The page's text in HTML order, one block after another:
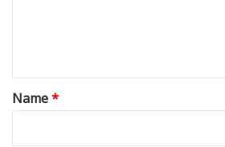
*
Name*